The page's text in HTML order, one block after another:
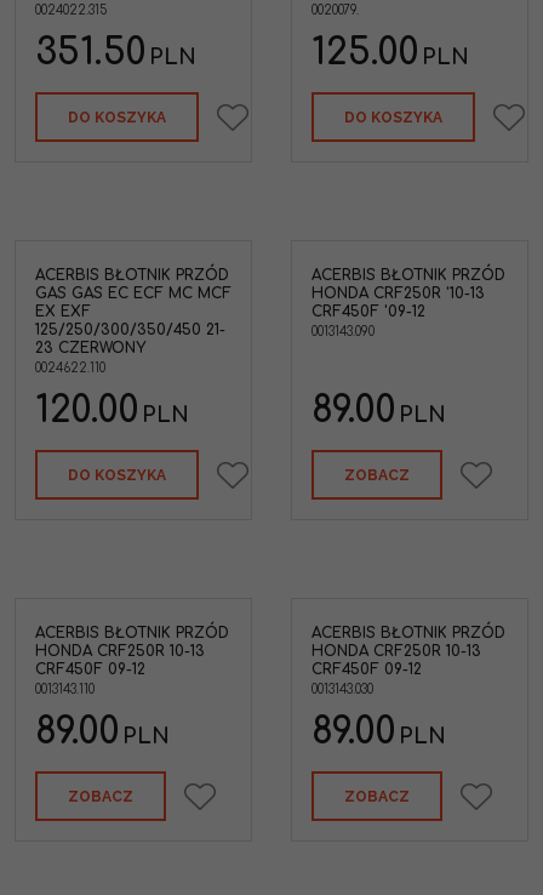
0024022.315
351.50 PLN
DO KOSZYKA
SX-F450 Husqvarna TE125
TE250 TE300 FC250 FC450
Marka pojazdu
KTM,HUSQVARNA
Średnica wewnętrzna
0020079.
125.00 PLN
DO KOSZYKA
ACERBIS BŁOTNIK PRZÓD
GAS GAS EC ECF MC MCF
EX EXF
125/250/300/350/450 21-
23 CZERWONY
0024622.110
120.00 PLN
DO KOSZYKA
Acerbis 0013143.090 Błotnik
przód Honda CRF250R '10-
Marka pojazdu
ACERBIS BŁOTNIK PRZÓD
HONDA CRF250R '10-13
CRF450F '09-12
0013143.090
89.00 PLN
ZOBACZ
ACERBIS BŁOTNIK PRZÓD
HONDA CRF250R 10-13
CRF450F 09-12
0013143.110
89.00 PLN
ZOBACZ
Acerbis 0013143.030 Błotnik
przód Honda CRF250R '10-
13 CRF450F '09-12 Biały
ACERBIS BŁOTNIK PRZÓD
HONDA CRF250R 10-13
CRF450F 09-12
0013143.030
89.00 PLN
ZOBACZ